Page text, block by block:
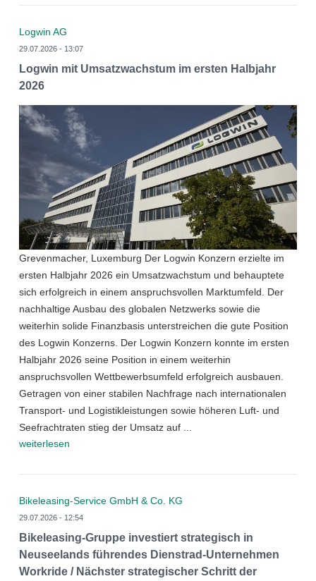
Logwin AG
29.07.2026 - 13:07
Logwin mit Umsatzwachstum im ersten Halbjahr
2026
Grevenmacher, Luxemburg Der Logwin Konzern erzielte im
ersten Halbjahr 2026 ein Umsatzwachstum und behauptete
sich erfolgreich in einem anspruchsvollen Marktumfeld. Der
nachhaltige Ausbau des globalen Netzwerks sowie die
weiterhin solide Finanzbasis unterstreichen die gute Position
des Logwin Konzerns. Der Logwin Konzern konnte im ersten
Halbjahr 2026 seine Position in einem weiterhin
anspruchsvollen Wettbewerbsumfeld erfolgreich ausbauen.
Getragen von einer stabilen Nachfrage nach internationalen
Transport- und Logistikleistungen sowie höheren Luft- und
Seefrachtraten stieg der Umsatz auf ...
weiterlesen
Bikeleasing-Service GmbH & Co. KG
29.07.2026 - 12:54
Bikeleasing-Gruppe investiert strategisch in
Neuseelands führendes Dienstrad-Unternehmen
Workride / Nächster strategischer Schritt der